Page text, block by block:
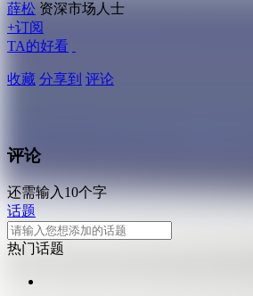
薛松 资深市场人士
+订阅
TA的好看
收藏 分享到 评论
评论
还需输入10个字
话题
热门话题